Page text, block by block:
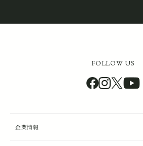
FOLLOW US
企業情報